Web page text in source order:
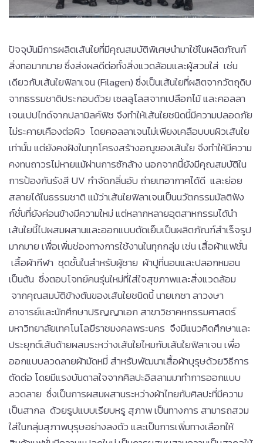
ปัจจุบันมีการผลิตเส้นใยที่มีคุณสมบัติพิเศษนำมาใช้ในผลิตภัณฑ์
สิ่งทอมากมาย ซึ่งส่งผลดีต่อทั้งสิ่งแวดล้อมและผู้สวมใส่ เช่น
เดียวกับเส้นใยฟิลาเจน (Filagen) ซึ่งเป็นเส้นใยที่ผลิตจากวัตถุดิบ
จากธรรมชาติประกอบด้วย เซลลูโลสจากเปลือกไม้ และคอลลา
เจนเปปไทด์จากปลามิลค์ฟิช จึงทำให้เส้นใยชนิดนี้มีความปลอดภัย
ไม่ระคายเคืองต่อผิว โดยคอลลาเจนไม่เพียงเคลือบบนผิวเส้นใย
เท่านั้น แต่ยังคงฝังในทุกโครงสร้างอณูของเส้นใย จึงทำให้มีความ
คงทนถาวรไม่หายแม้ผ่านการซักล้าง นอกจากนี้ยังมีคุณสมบัติใน
การป้องกันรังสี UV กำจัดกลิ่นอับ ถ่ายเทอากาศได้ดี และย่อย
สลายได้ในธรรมชาติ แม้ว่าเส้นใยฟิลาเจนเป็นนวัตกรรมมัลติฟัง
ก์ชั่นที่ยังค่อนข้างมีความใหม่ แต่หลากหลายอุตสาหกรรมได้นำ
เส้นใยนี้ไปผสมผสานและออกแบบตัดเย็บเป็นผลิตภัณฑ์สำเร็จรูป
มากมาย เพื่อเพิ่มช่องทางการใช้งานในทุกกลุ่ม เช่น เสื้อผ้าแฟชั่น
เสื้อผ้ากีฬา ชุดชั้นในสำหรับผู้ชาย ผ้าปูที่นอนและปลอกหมอน
เป็นต้น ซึ่งตอบโจทย์คนรุ่นใหม่ที่ใส่ใจสุขภาพและสิ่งแวดล้อม
จากคุณสมบัติข้างต้นของเส้นใยชนิดนี้ นายเกชา ลาวงษา
อาจารย์และนักศึกษาปริญญาเอก สาขาวิชาคหกรรมศาสตร์
มหาวิทยาลัยเทคโนโลยีราชมงคลพระนคร จึงมีแนวคิดศึกษาและ
ประยุกต์เส้นด้ายผสมระหว่างเส้นใยไหมกับเส้นใยฟิลาเจน เพื่อ
ออกแบบลวดลายผ้ามัดหมี่ สำหรับพัฒนาเสื้อผ้าบุรุษด้วยวิธีการ
ตัดต่อ โดยมีแรงบันดาลใจจากศิลปะอิสลามมาทำการออกแบบ
ลวดลาย ซึ่งเป็นการผสมผสานระหว่างผ้าไทยกับศิลปะที่มีความ
เป็นสากล ด้วยรูปแบบเรียบหรู สุภาพ เป็นทางการ สามารถสวม
ใส่ในกลุ่มสุภาพบุรุษอย่างลงตัว และเป็นการเพิ่มทางเลือกให้